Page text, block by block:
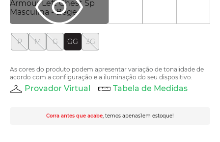
3G
G GG
M
P
As cores do produto podem apresentar variação de tonalidade de
acordo com a configuração e a iluminação do seu dispositivo.
Provador Virtual Tabela de Medidas
Corra antes que acabe , temos apenas1em estoque!